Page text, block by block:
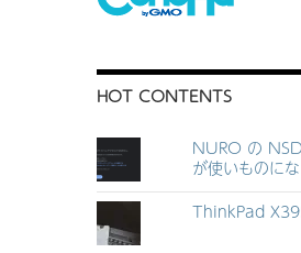
HOT CONTENTS
NURO の
が使いものに
ThinkPad